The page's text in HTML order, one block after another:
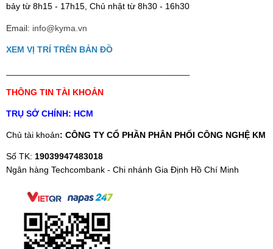
bảy từ 8h15 - 17h15, Chủ nhật từ 8h30 - 16h30
Email: info@kyma.vn
XEM VỊ TRÍ TRÊN BẢN ĐỒ
THÔNG TIN TÀI KHOẢN
TRỤ SỞ CHÍNH: HCM
Chủ tài khoản: CÔNG TY CỔ PHẦN PHÂN PHỐI CÔNG NGHỆ KM
Số TK: 19039947483018
Ngân hàng Techcombank - Chi nhánh Gia Định Hồ Chí Minh